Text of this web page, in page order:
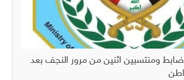
ضابط ومنتسبين اثنين من مرور النجف بعد